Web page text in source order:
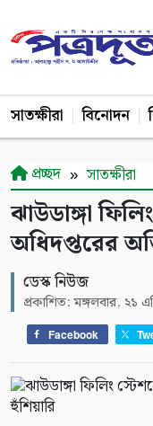
সাতক্ষীরা বিনোদন
প্রচ্ছদ সাতক্ষীরা
ঝাউডাঙ্গা
অধিদপ্তরের
ডেস্ক নিউজ
প্রকাশিত: মঙ্গলবার, ২১
Facebook